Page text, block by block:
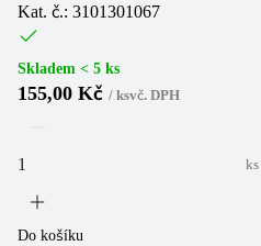
Kat. č.: 3101301067
Skladem < 5 ks
155,00 Kč / ksvč. DPH
ks
Do košíku